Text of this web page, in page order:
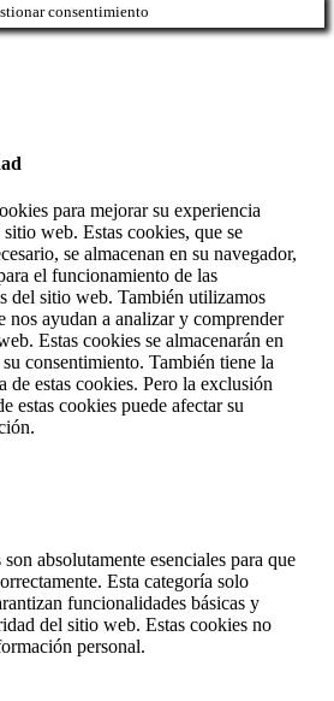
consentimiento
para mejorar su experiencia
web. Estas cookies, que se
se almacenan en su navegador,
el funcionamiento de las
del sitio web. También utilizamos
nos ayudan a analizar y comprender
Estas cookies se almacenarán en
consentimiento. También tiene la
de estas cookies. Pero la exclusión
estas cookies puede afectar su
absolutamente esenciales para que
Esta categoría solo
funcionalidades básicas y
del sitio web. Estas cookies no
personal.